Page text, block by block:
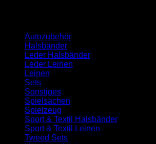
Autozubehör
Halsbänder
Leder Halsbänder
Leder Leinen
Leinen
Sets
Sonstiges
Spielsachen
Spielzeug
Sport & Textil Halsbänder
Sport & Textil Leinen
Tweed Sets